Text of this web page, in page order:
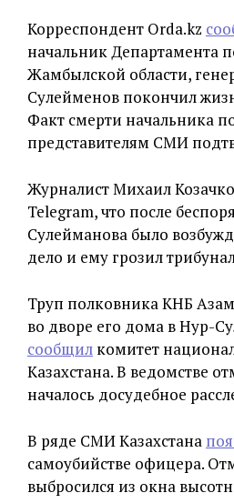
Корреспондент Orda.kz
начальник Департамента
Жамбылской области,
Сулейменов покончил
Факт смерти начальника
представителям СМИ
Журналист Михаил
Telegram, что после
Сулейманова было
дело и ему грозил
Труп полковника КНБ
во дворе его дома в Нур-
сообщил комитет
Казахстана. В ведомстве
началось досудебное
В ряде СМИ Казахстана
самоубийстве офицера.
выбросился из окна